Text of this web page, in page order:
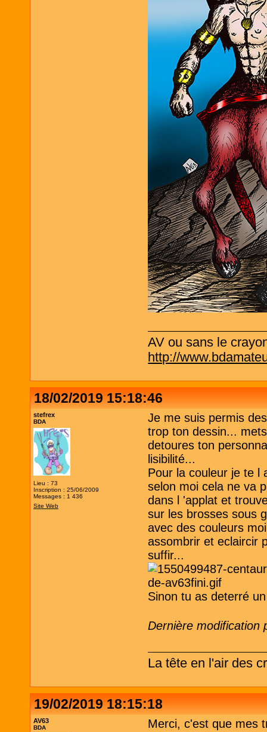
AV ou sans le
http://
18/02/2019 15:18:46
stefrex
BDA
Lieu : 73
Inscription : 25/06/2009
Messages : 1 436
Site Web
Je me suis permis
trop ton dessin...
detoures ton
lisibilité...
Pour la couleur je te l
selon moi cela ne va
dans l 'applat et
sur les brosses sous
avec des couleurs
assombrir et eclaircir
suffir...
Sinon tu as deterré
Dernière modification
La tête en l'air des
19/02/2019 18:15:18
AV63
BDA Merci, c'est que mes